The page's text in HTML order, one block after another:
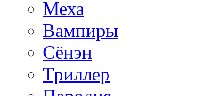
Меха
Вампиры
Сёнэн
Триллер